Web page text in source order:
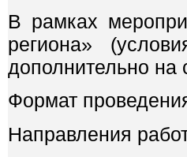
В рамках
региона»
дополнительно на
Формат
Направления